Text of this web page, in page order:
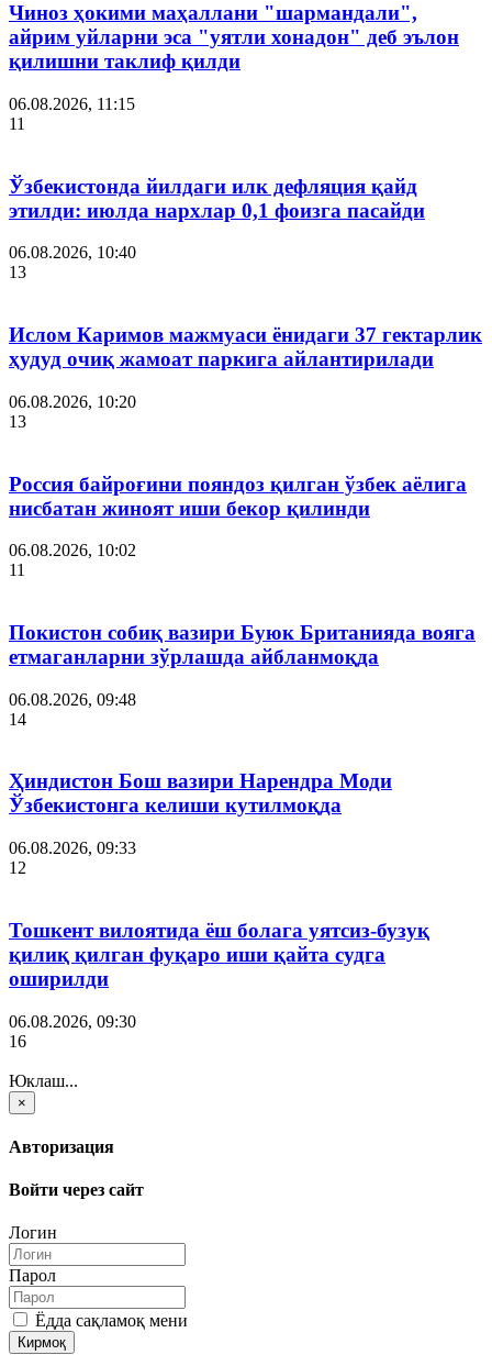
Чиноз ҳокими маҳаллани "шармандали",
айрим уйларни эса "уятли хонадон" деб эълон
қилишни таклиф қилди
06.08.2026, 11:15
11
Ўзбекистонда йилдаги илк дефляция қайд
этилди: июлда нархлар 0,1 фоизга пасайди
06.08.2026, 10:40
13
Ислом Каримов мажмуаси ёнидаги 37 гектарлик
ҳудуд очиқ жамоат паркига айлантирилади
06.08.2026, 10:20
13
Россия байроғини пояндоз қилган ўзбек аёлига
нисбатан жиноят иши бекор қилинди
06.08.2026, 10:02
11
Покистон собиқ вазири Буюк Британияда вояга
етмаганларни зўрлашда айбланмоқда
06.08.2026, 09:48
14
Ҳиндистон Бош вазири Нарендра Моди
Ўзбекистонга келиши кутилмоқда
06.08.2026, 09:33
12
Тошкент вилоятида ёш болага уятсиз-бузуқ
қилиқ қилган фуқаро иши қайта судга
оширилди
06.08.2026, 09:30
16
Юклаш...
×
Авторизация
Войти через сайт
Логин
Парол
Ёдда сақламоқ мени